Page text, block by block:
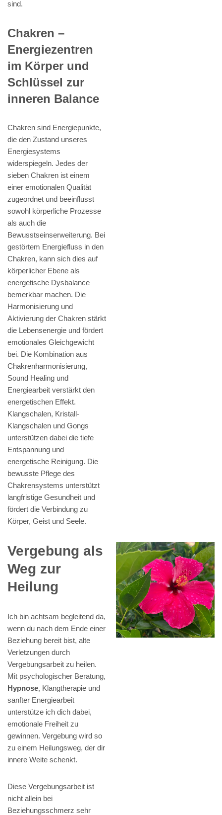
sind.
Chakren –
Energiezentren
im Körper und
Schlüssel zur
inneren Balance
Chakren sind Energiepunkte,
die den Zustand unseres
Energiesystems
widerspiegeln. Jedes der
sieben Chakren ist einem
einer emotionalen Qualität
zugeordnet und beeinflusst
sowohl körperliche Prozesse
als auch die
Bewusstseinserweiterung. Bei
gestörtem Energiefluss in den
Chakren, kann sich dies auf
körperlicher Ebene als
energetische Dysbalance
bemerkbar machen. Die
Harmonisierung und
Aktivierung der Chakren stärkt
die Lebensenergie und fördert
emotionales Gleichgewicht
bei. Die Kombination aus
Chakrenharmonisierung,
Sound Healing und
Energiearbeit verstärkt den
energetischen Effekt.
Klangschalen, Kristall-
Klangschalen und Gongs
unterstützen dabei die tiefe
Entspannung und
energetische Reinigung. Die
bewusste Pflege des
Chakrensystems unterstützt
langfristige Gesundheit und
fördert die Verbindung zu
Körper, Geist und Seele.
Vergebung als
Weg zur
Heilung
Ich bin achtsam begleitend da,
wenn du nach dem Ende einer
Beziehung bereit bist, alte
Verletzungen durch
Vergebungsarbeit zu heilen.
Mit psychologischer Beratung,
Hypnose, Klangtherapie und
sanfter Energiearbeit
unterstütze ich dich dabei,
emotionale Freiheit zu
gewinnen. Vergebung wird so
zu einem Heilungsweg, der dir
innere Weite schenkt.
Diese Vergebungsarbeit ist
nicht allein bei
Beziehungsschmerz sehr